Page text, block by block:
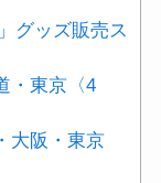
グッズ販売ス
・東京〈4
大阪・東京